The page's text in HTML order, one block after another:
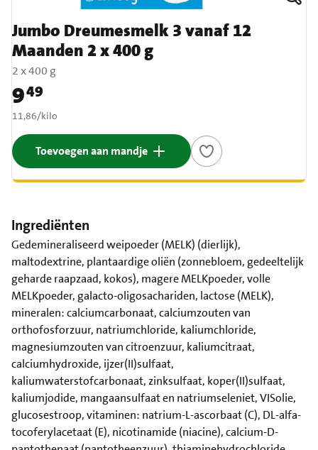
Jumbo Dreumesmelk 3 vanaf 12
Maanden 2 x 400 g
2 x 400 g
Prijs: € 9,49
949
€ 11,86 per kilo
11,86/kilo
Toevoegen aan mandje
Ingrediënten
Gedemineraliseerd weipoeder (MELK) (dierlijk),
maltodextrine, plantaardige oliën (zonnebloem, gedeeltelijk
geharde raapzaad, kokos), magere MELKpoeder, volle
MELKpoeder, galacto-oligosachariden, lactose (MELK),
mineralen: calciumcarbonaat, calciumzouten van
orthofosforzuur, natriumchloride, kaliumchloride,
magnesiumzouten van citroenzuur, kaliumcitraat,
calciumhydroxide, ijzer(II)sulfaat,
kaliumwaterstofcarbonaat, zinksulfaat, koper(II)sulfaat,
kaliumjodide, mangaansulfaat en natriumseleniet, VISolie,
glucosestroop, vitaminen: natrium-L-ascorbaat (C), DL-alfa-
tocoferylacetaat (E), nicotinamide (niacine), calcium-D-